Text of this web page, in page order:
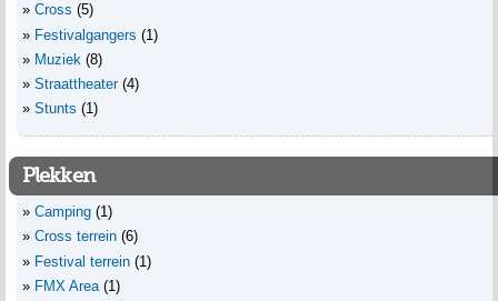
Cross (5)
Festivalgangers (1)
Muziek (8)
Straattheater (4)
Stunts (1)
Plekken
Camping (1)
Cross terrein (6)
Festival terrein (1)
FMX Area (1)